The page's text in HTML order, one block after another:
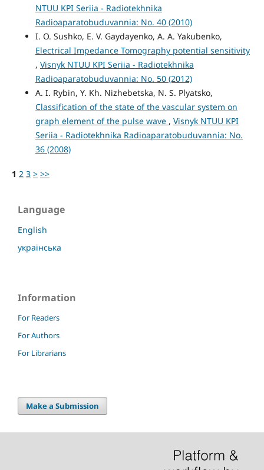
NTUU KPI Seriia - Radiotekhnika
Radioaparatobuduvannia: No. 40 (2010)
I. O. Sushko, E. V. Gaydayenko, A. A. Yakubenko,
Electrical Impedance Tomography potential sensitivity
, Visnyk NTUU KPI Seriia - Radiotekhnika
Radioaparatobuduvannia: No. 50 (2012)
A. I. Rybin, Y. Kh. Nizhebetska, N. S. Plyatsko,
Classification of the state of the vascular system on
graph element of the pulse wave , Visnyk NTUU KPI
Seriia - Radiotekhnika Radioaparatobuduvannia: No.
36 (2008)
1 2 3 > >>
Language
English
українська
Information
For Readers
For Authors
For Librarians
Make a Submission